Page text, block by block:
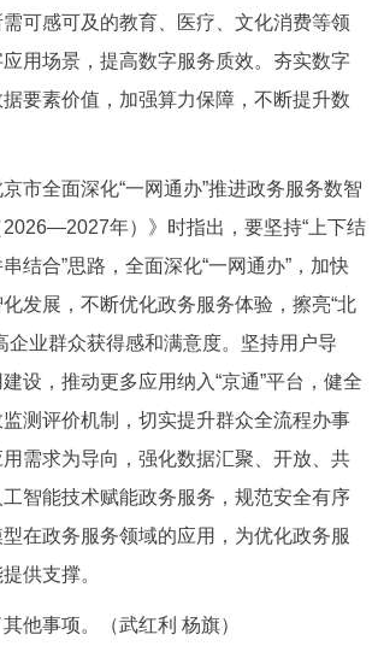
可感可及的教育、医疗、文化消费等领
用场景，提高数字服务质效。夯实数字
要素价值，加强算力保障，不断提升数
全面深化“一网通办”推进政务服务数智
年）》时指出，要坚持“上下结
结合”思路，全面深化“一网通办”，加快
发展，不断优化政务服务体验，擦亮“北
企业群众获得感和满意度。坚持用户导
设，推动更多应用纳入“京通”平台，健全
测评价机制，切实提升群众全流程办事
需求为导向，强化数据汇聚、开放、共
智能技术赋能政务服务，规范安全有序
在政务服务领域的应用，为优化政务服
供支撑。
事项。（武红利 杨旗）